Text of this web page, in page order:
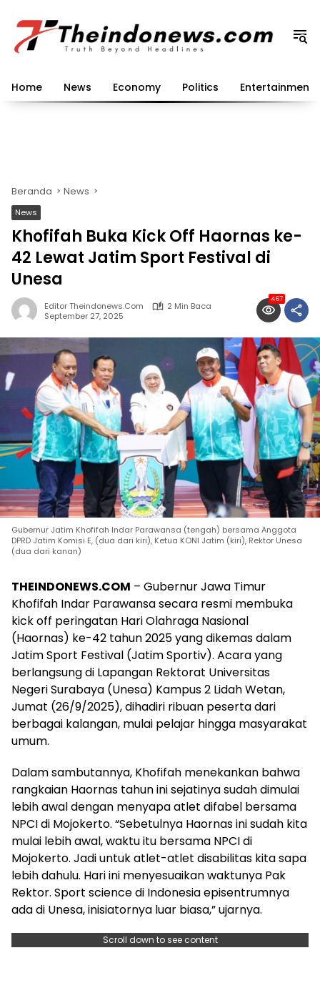
konten
Home News Economy Politics Entertainment
Beranda News
News
Khofifah Buka Kick Off Haornas ke-
42 Lewat Jatim Sport Festival di
Unesa
Editor Theindonews.com
2 Min Baca
September 27, 2025
467
Gubernur Jatim Khofifah Indar Parawansa (tengah) bersama Anggota
DPRD Jatim Komisi E, (dua dari kiri), Ketua KONI Jatim (kiri), Rektor Unesa
(dua dari kanan)
THEINDONEWS.COM – Gubernur Jawa Timur
Khofifah Indar Parawansa secara resmi membuka
kick off peringatan Hari Olahraga Nasional
(Haornas) ke-42 tahun 2025 yang dikemas dalam
Jatim Sport Festival (Jatim Sportiv). Acara yang
berlangsung di Lapangan Rektorat Universitas
Negeri Surabaya (Unesa) Kampus 2 Lidah Wetan,
Jumat (26/9/2025), dihadiri ribuan peserta dari
berbagai kalangan, mulai pelajar hingga masyarakat
umum.
Dalam sambutannya, Khofifah menekankan bahwa
rangkaian Haornas tahun ini sejatinya sudah dimulai
lebih awal dengan menyapa atlet difabel bersama
NPCI di Mojokerto. “Sebetulnya Haornas ini sudah kita
mulai lebih awal, waktu itu bersama NPCI di
Mojokerto. Jadi untuk atlet-atlet disabilitas kita sapa
lebih dahulu. Hari ini menyesuaikan waktunya Pak
Rektor. Sport science di Indonesia episentrumnya
ada di Unesa, inisiatornya luar biasa,” ujarnya.
Scroll down to see content